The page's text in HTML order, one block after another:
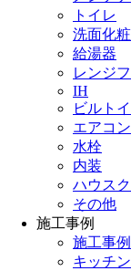
トイレ
洗面化
給湯器
レンジ
IH
ビルト
エアコン
水栓
内装
ハウス
その他
施工事例
施工事
キッチン